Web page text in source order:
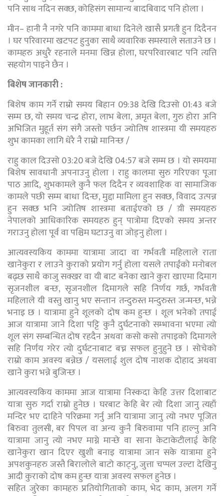
पनि साथ नदिन सक्छ, कोहिसंग सामान्य बादबिवाद पनि होला ।
मीन– हानी नै नगरे पनि काममा बाधा दिनेले खासै प्रगती हुन दिदैनन
। घर परिवारमा खटपट हुनुका साथै व्यवारिक समस्याले सताउने छ ।
कामहरु अधुरै रहनाले मनमा खिन्न होला, घरपरिवारबाट पनि त्यत्ति
सहयोग पाइने छैन ।
बिशेष जानकारी :
बिशेष काम गर्ने राम्रो समय बिहान 09:38 देखि दिउसो 01:43 बजे
सम्म छ, यो समय चन्द्र होरा, लाभ बेला, अमृत बेला, गुरु होरा अनि
अभिजित मुहूर्त संग संगै जस्तो पर्छन ज्योतिष शास्त्रमा यी समयहरु
शुभ कामका लागि धेरै नै राम्रो मानिन्छ /
राहु काल दिउसो 03:20 बजे देखि 04:57 बजे सम्म छ । यो समयमा
बिशेष सावधानी अपनाउनु होला । राहु कालमा सुरु गरिएका पूजा
पाठ आदि, शुभकामले कुनै फल दिदैन र व्यवशाहिक वा सामाजिक
कामले पछी सम्म बाधा दिन्छ, मुद्दा मामिला हुन सक्छ, विवाद उत्पन्न
हुन सक्छ भनि ज्योतिष शास्त्रमा बताईएको छ / य़ी समयहरु
नेपालको आधिकारिक समयहरु हुन् पात्रोमा दिएको समय अन्तर
गराउनु होला पूर्व वा पश्चिम घटाउनु वा जोड्नु होला ।
आत्यवस्यकिय काममा यात्रामा जादा वा गर्भवती महिलाले राता
खानेकुरा र लाउने कुराको प्रयोग गर्नु होला यसले तपाईंको मनोबल
बढ्छ साथै काजु सक्खर वा यी बाट बनेका खाने कुरा खाएमा दिमाग
सृजनशील बन्छ, सृजनशील दिमागले सहि निर्णय गर्छ, गर्भवती
महिलाले यी वस्तु खानु भए सन्तान तन्दुरुस्त मन्दुरुस्त जन्मन्छ, भन्ने
भनाइ छ । यात्रामा हुने शूलको दोष कम हुन्छ । शूल भनेको तपाई
आज यात्रामा जाने दिशा पट्टि कुनै दुर्घटनाको सम्भावना भएमा त्यो
शूल संग सम्बन्धित दोष रहदैन अथवा कसो कसो तपाइको दिमागले
सहि निर्णय गरेर त्यो दुर्घटनाबाट बच्न सफल हुनुहुने छ । सोचेको
राम्रो काम अवस्य बन्नेछ / यसलाई शुल दोष नाशक दोहाद अथवा
खाने कुरा भन्ने बुजिन्छ ।
आत्यवस्यकिय काममा आज यात्रामा निस्कदा केहि उत्तर दिशाबाट
यात्रा सुरु गर्दा राम्रो हुनेछ । घरबाट केहि बेर त्यो दिशा जानु त्यहाँ
मन्दिर भए दाहिने परिक्रमा गर्नु अनि यात्रामा जानु त्यो नभए पूजित
बिरुवा तुलसी, बर पिपल वा अन्य कुनै बिरुवामा पनि हाल्नु अनि
यात्रामा जानु त्यो नभए माग्ने मान्छे वा साना केटाकेटीलाई केहि
खानेकुरा खान दिएर खुशी बनाइ यात्रामा जान सके यात्रामा हुने
अपशकुनहरु जस्तै बिरालोले बाटो काट्नु, जुत्ता चप्पल उल्टा देखिनु
आदी कुराको दोष कम हुन्छ यात्रा अवस्य सफल हुनेछ ।
सहित जुरेका कामहरु प्रतियोगिताको काम, भेद काम, अलग गर्ने